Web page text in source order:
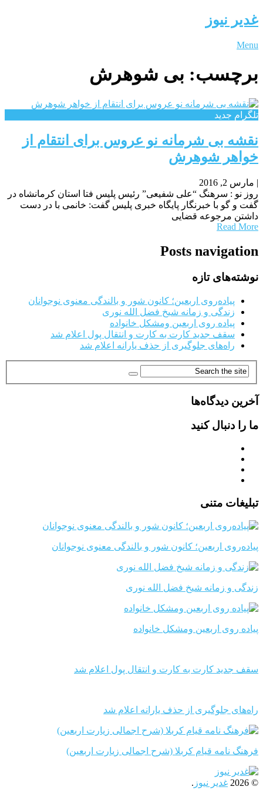
غدیر نیوز
Menu
برچسب: بی شوهرش
تلگرام جدید
نقشه بی شرمانه نو عروس برای انتقام از
خواهر شوهرش
| مارس 2, 2016
روز نو : سرهنگ “علی شفیعی” رئیس پلیس فتا استان کرمانشاه در
گفت و گو با خبرنگار پایگاه خبری پلیس گفت: خانمی با در دست
داشتن مرجوعه قضایی
Read More
Posts navigation
نوشته‌های تازه
پیاده‌روی اربعین؛ کانون شور و بالندگی معنوی نوجوانان
زندگی و زمانه شیخ فضل الله نوری
پیاده روی اربعین ومشکل خانواده
سقف جدید کارت به کارت و انتقال پول اعلام شد
راه‌های جلوگیری از حذف یارانه اعلام شد
آخرین دیدگاه‌ها
ما را دنبال کنید
تبلیغات متنی
پیاده‌روی اربعین؛ کانون شور و بالندگی معنوی نوجوانان
زندگی و زمانه شیخ فضل الله نوری
پیاده روی اربعین ومشکل خانواده
سقف جدید کارت به کارت و انتقال پول اعلام شد
راه‌های جلوگیری از حذف یارانه اعلام شد
فرهنگ نامه قیام کربلا (شرح اجمالی زیارت اربعین)
© 2026 غدیر نیوز .